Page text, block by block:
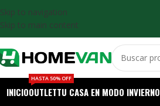
Skip to navigation
Skip to main content
INICIOOUTLET
HASTA 50% OFF
TU CASA EN MODO INVIERNO